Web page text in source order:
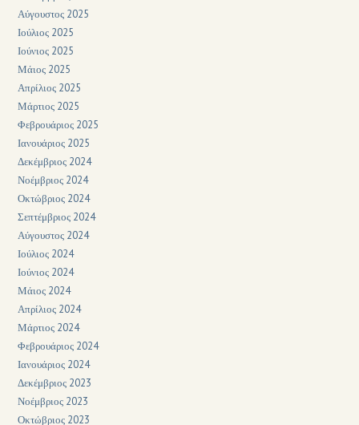
Αύγουστος 2025
Ιούλιος 2025
Ιούνιος 2025
Μάιος 2025
Απρίλιος 2025
Μάρτιος 2025
Φεβρουάριος 2025
Ιανουάριος 2025
Δεκέμβριος 2024
Νοέμβριος 2024
Οκτώβριος 2024
Σεπτέμβριος 2024
Αύγουστος 2024
Ιούλιος 2024
Ιούνιος 2024
Μάιος 2024
Απρίλιος 2024
Μάρτιος 2024
Φεβρουάριος 2024
Ιανουάριος 2024
Δεκέμβριος 2023
Νοέμβριος 2023
Οκτώβριος 2023